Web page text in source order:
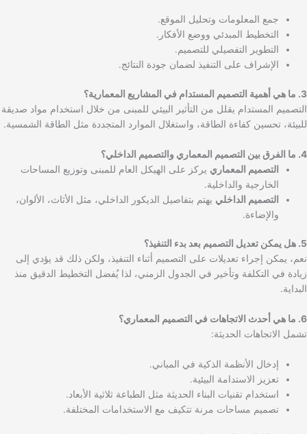
جمع المعلومات وتحليل الموقع.
التخطيط المبدئي ووضع الأفكار.
التطوير التفصيلي للتصميم.
الإشراف على التنفيذ لضمان جودة النتائج.
3. ما هي أهمية التصميم المستدام في المشاريع المعمارية؟
التصميم المستدام يقلل من التأثير البيئي للمبنى من خلال استخدام مواد صديقة
للبيئة، تحسين كفاءة الطاقة، واستغلال الموارد المتجددة مثل الطاقة الشمسية.
4. ما الفرق بين التصميم المعماري والتصميم الداخلي؟
التصميم المعماري يركز على الهيكل العام للمبنى وتوزيع المساحات
الخارجية والداخلية.
التصميم الداخلي يهتم بتفاصيل الديكور الداخلي، مثل الأثاث، الألوان،
والإضاءة.
5. هل يمكن تعديل التصميم بعد بدء التنفيذ؟
نعم، يمكن إجراء تعديلات على التصميم أثناء التنفيذ، ولكن ذلك قد يؤدي إلى
زيادة في التكلفة وتأخير في الجدول الزمني، لذا يُفضل التخطيط الدقيق منذ
البداية.
6. ما هي أحدث الاتجاهات في التصميم المعماري؟
تشمل الاتجاهات الحديثة:
إدخال الأنظمة الذكية في المباني.
تعزيز الاستدامة البيئية.
استخدام تقنيات البناء الحديثة مثل الطباعة ثلاثية الأبعاد.
تصميم مساحات مرنة تتكيف مع الاستخدامات المختلفة.